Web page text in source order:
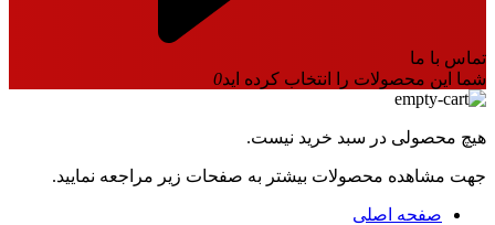
تماس با ما
شما این محصولات را انتخاب کرده اید0
هیچ محصولی در سبد خرید نیست.
جهت مشاهده محصولات بیشتر به صفحات زیر مراجعه نمایید.
صفحه اصلی